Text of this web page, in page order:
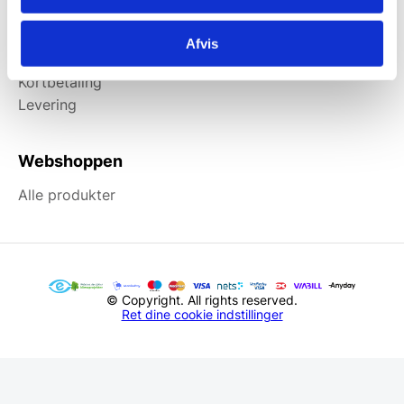
Afvis
Information
Kortbetaling
Levering
Webshoppen
Alle produkter
© Copyright. All rights reserved.
Ret dine cookie indstillinger